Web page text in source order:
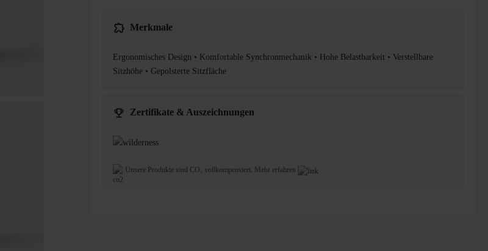
Merkmale
Ergonomisches Design • Komfortable Synchronmechanik • Hohe Belastbarkeit • Verstellbare
Sitzhöhe • Gepolsterte Sitzfläche
Zertifikate & Auszeichnungen
Unsere Produkte sind CO₂ vollkompensiert. Mehr erfahren